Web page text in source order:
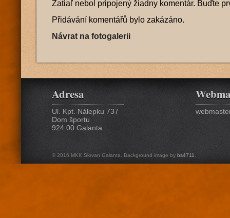
Zatiaľ nebol pripojený žiadny komentár. Buďte
Přidávání komentářů bylo zakázáno.
Návrat na fotogalerii
Adresa
Ul. Kpt. Nálepku 737
Dom športu
924 00 Galanta
© 2016 MKK Slovan Galanta. Background image by bs4711